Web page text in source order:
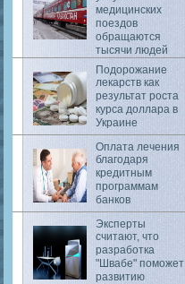
медицинских
поездов
обращаются
тысячи людей
Подорожание
лекарств как
результат роста
курса доллара в
Украине
Оплата лечения
благодаря
кредитным
программам
банков
Эксперты
считают, что
разработка
"Швабе" поможет
развитию